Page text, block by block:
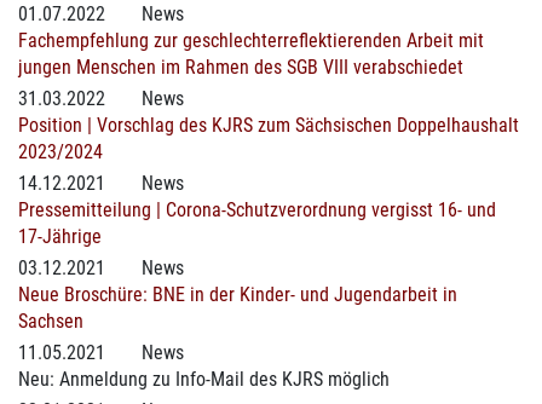
01.07.2022
News
Fachempfehlung zur geschlechterreflektierenden Arbeit mit
jungen Menschen im Rahmen des SGB VIII verabschiedet
31.03.2022
News
Position | Vorschlag des KJRS zum Sächsischen Doppelhaushalt
2023/2024
14.12.2021
News
Pressemitteilung | Corona-Schutzverordnung vergisst 16- und
17-Jährige
03.12.2021
News
Neue Broschüre: BNE in der Kinder- und Jugendarbeit in
Sachsen
11.05.2021
News
Neu: Anmeldung zu Info-Mail des KJRS möglich